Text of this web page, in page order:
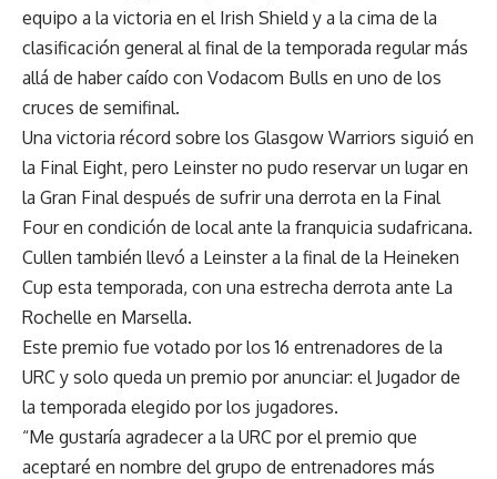
equipo a la victoria en el Irish Shield y a la cima de la
clasificación general al final de la temporada regular más
allá de haber caído con Vodacom Bulls en uno de los
cruces de semifinal.
Una victoria récord sobre los Glasgow Warriors siguió en
la Final Eight, pero Leinster no pudo reservar un lugar en
la Gran Final después de sufrir una derrota en la Final
Four en condición de local ante la franquicia sudafricana.
Cullen también llevó a Leinster a la final de la Heineken
Cup esta temporada, con una estrecha derrota ante La
Rochelle en Marsella.
Este premio fue votado por los 16 entrenadores de la
URC y solo queda un premio por anunciar: el Jugador de
la temporada elegido por los jugadores.
“Me gustaría agradecer a la URC por el premio que
aceptaré en nombre del grupo de entrenadores más